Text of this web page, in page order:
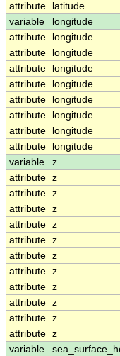
attribute
latitude
variable
longitude
attribute
longitude
attribute
longitude
attribute
longitude
attribute
longitude
attribute
longitude
attribute
longitude
attribute
longitude
attribute
longitude
variable
z
attribute z
attribute z
attribute z
attribute z
attribute z
attribute z
attribute z
attribute z
attribute z
attribute z
attribute z
variable